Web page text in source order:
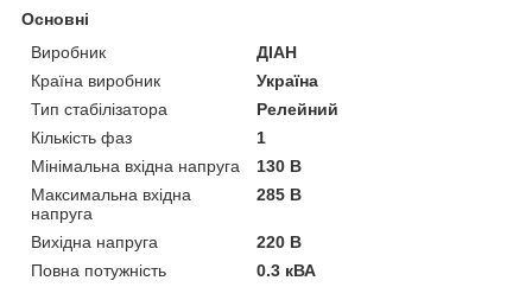
Основні
Виробник
ДІАН
Країна виробник
Україна
Тип стабілізатора
Релейний
Кількість фаз
1
Мінімальна вхідна напруга
130 В
Максимальна вхідна
напруга
285 В
Вихідна напруга
220 В
Повна потужність
0.3 кВА